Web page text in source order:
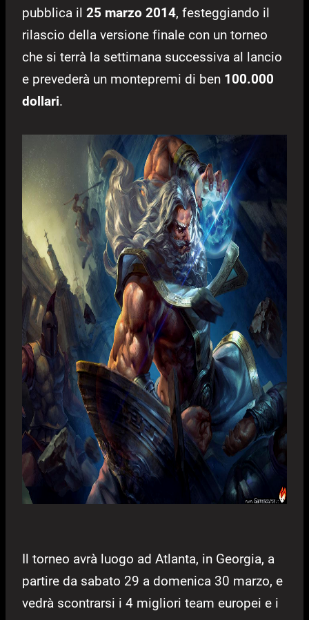
pubblica il 25 marzo 2014, festeggiando il
rilascio della versione finale con un torneo
che si terrà la settimana successiva al lancio
e prevederà un montepremi di ben 100.000
dollari.
Il torneo avrà luogo ad Atlanta, in Georgia, a
partire da sabato 29 a domenica 30 marzo, e
vedrà scontrarsi i 4 migliori team europei e i